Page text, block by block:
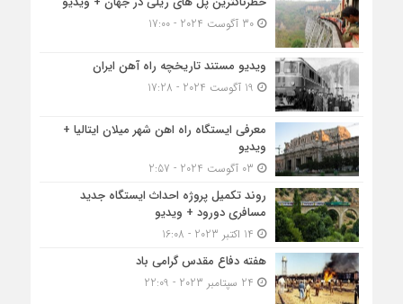
30 آگوست 2024 - 17:00
ویدیو مستند تاریخچه راه آهن ایران
معرفی ایستگاه راه اهن شهر میلان ایتالیا +
ویدیو
روند تکمیل پروژه احداث ایستگاه جدید
مسافری دورود + ویدیو
هفته دفاع مقدس گرامی باد